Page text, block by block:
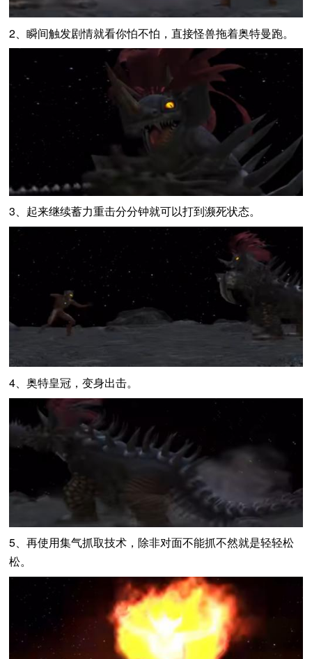
2、瞬间触发剧情就看你怕不怕，直接怪兽拖着奥特曼跑。
3、起来继续蓄力重击分分钟就可以打到濒死状态。
4、奥特皇冠，变身出击。
5、再使用集气抓取技术，除非对面不能抓不然就是轻轻松
松。